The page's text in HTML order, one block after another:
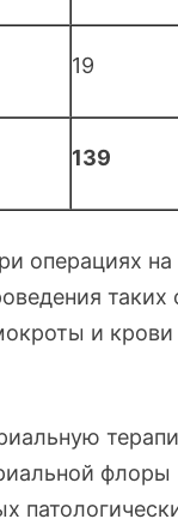
19
139
операциях
таких
и крови